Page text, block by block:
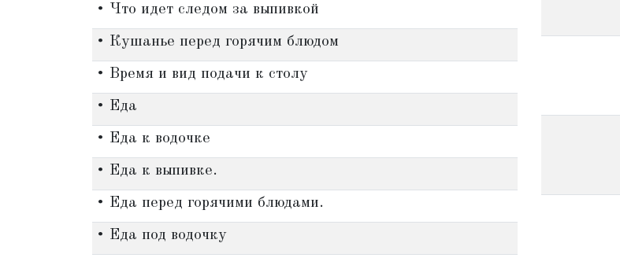
• Что идет следом за выпивкой
• Кушанье перед горячим блюдом
• Время и вид подачи к столу
• Еда
• Еда к водочке
• Еда к выпивке.
• Еда перед горячими блюдами.
• Еда под водочку